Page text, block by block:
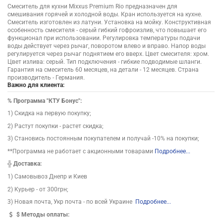
Смеситель для кухни Mixxus Premium Rio предназначен для
смешивания горячей и холодной воды. Кран используется на кухне.
Смеситель изготовлен из латуни. Установка на мойку. Конструктивная
особенность смесителя - серый гибкий гофроизлив, что повышает его
функционал при использовании. Регулировка температуры подачи
воды действует через рычаг, поворотом влево и вправо. Напор воды
регулируется через рычаг поднятием его вверх. Цвет смесителя: хром.
Цвет излива: серый. Тип подключения - гибкие подводимые шланги.
Гарантия на смеситель 60 месяцев, на детали - 12 месяцев. Страна
производитель - Германия.
Важно для клиента:
% Программа "КТУ Бонус":
1) Скидка на первую покупку;
2) Растут покупки - растет скидка;
3) Становись постоянным покупателем и получай -10% на покупки;
**Программа не работает с акционными товарами Подробнее...
╬ Доставка:
1) Самовывоз Днепр и Киев
2) Курьер - от 300грн;
3) Новая почта, Укр почта - по всей Украине Подробнее...
$Методы оплаты: